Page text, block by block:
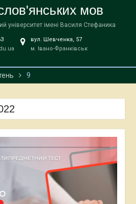
мов
університет імені Василя Стефаника
вул. Шевченка, 57
м. Івано-Франківськ
9